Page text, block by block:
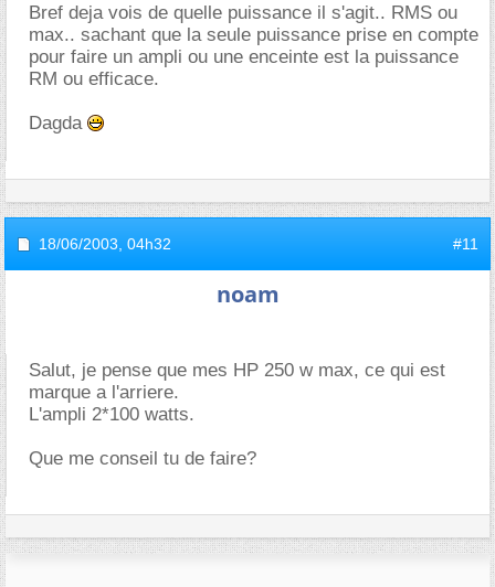
Bref deja vois de quelle puissance il s'agit.. RMS ou
max.. sachant que la seule puissance prise en compte
pour faire un ampli ou une enceinte est la puissance
RM ou efficace.
Dagda
18/06/2003, 04h32 #11
noam
Salut, je pense que mes HP 250 w max, ce qui est
marque a l'arriere.
L'ampli 2*100 watts.
Que me conseil tu de faire?